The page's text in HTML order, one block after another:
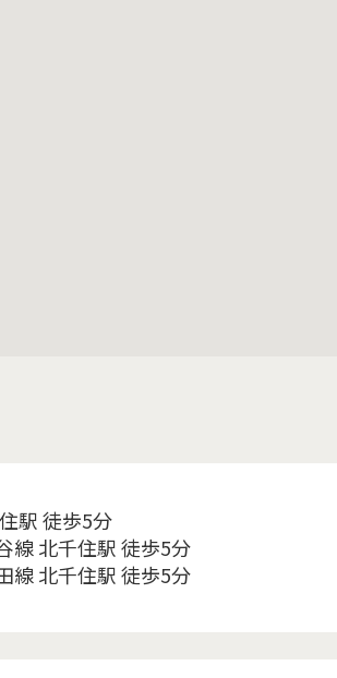
駅 徒歩5分
線 北千住駅 徒歩5分
線 北千住駅 徒歩5分